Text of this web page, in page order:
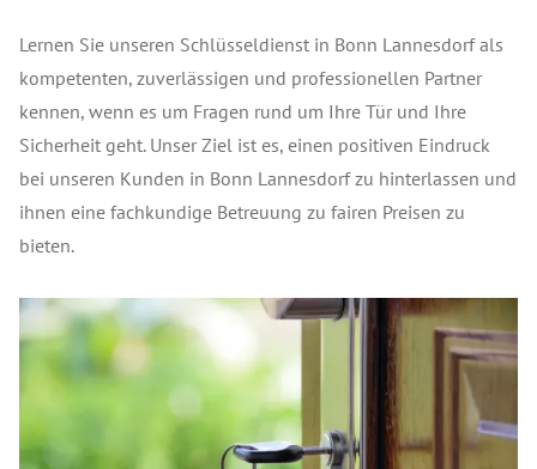
Lernen Sie unseren Schlüsseldienst in Bonn Lannesdorf als
kompetenten, zuverlässigen und professionellen Partner
kennen, wenn es um Fragen rund um Ihre Tür und Ihre
Sicherheit geht. Unser Ziel ist es, einen positiven Eindruck
bei unseren Kunden in Bonn Lannesdorf zu hinterlassen und
ihnen eine fachkundige Betreuung zu fairen Preisen zu
bieten.